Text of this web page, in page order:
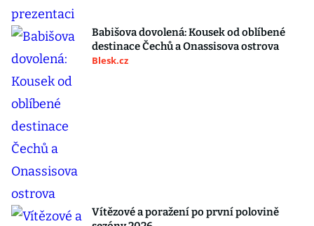
Babišova dovolená: Kousek od oblíbené
destinace Čechů a Onassisova ostrova
Blesk.cz
Vítězové a poražení po první polovině